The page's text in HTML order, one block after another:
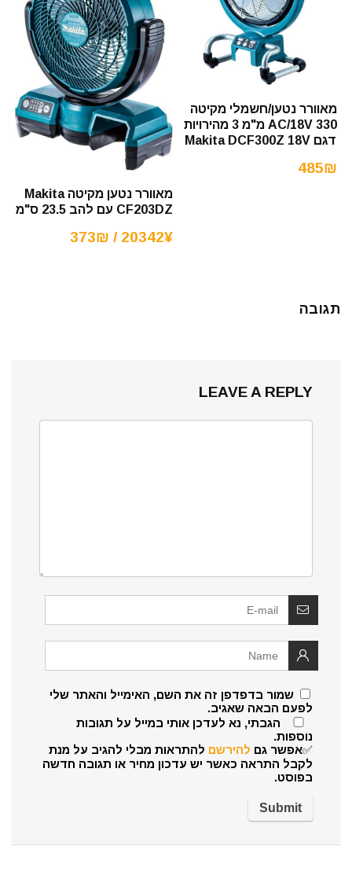
מאוורר נטען/חשמלי מקיטה
AC/18V 330 מ"מ 3 מהירויות
דגם Makita DCF300Z 18V
485₪
מאוורר נטען מקיטה Makita
CF203DZ עם להב 23.5 ס"מ
20342¥ / 373₪
תגובה
LEAVE A REPLY
שמור בדפדפן זה את השם, האימייל והאתר שלי
לפעם הבאה שאגיב.
הגבתי, נא לעדכן אותי במייל על תגובות
נוספות.
✅אפשר גם להירשם להתראות מבלי להגיב על מנת
לקבל התראה כאשר יש עדכון מחיר או תגובה חדשה
בפוסט.